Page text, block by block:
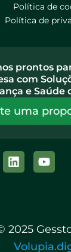
Política de
Política de
prontos
com
e Saúde
uma
Linkedin
2025